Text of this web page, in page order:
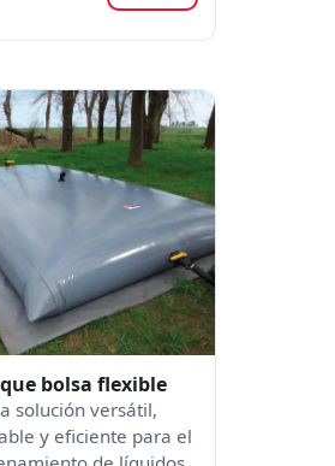
bolsa flexible
solución versátil,
y eficiente para el